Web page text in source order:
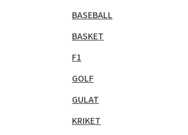
BASEBALL
BASKET
F1
GOLF
GULAT
KRIKET